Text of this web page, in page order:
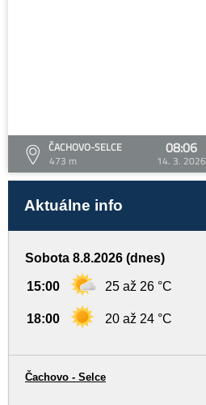
ČACHOVO-SELCE
473 m
08:06
14. 3. 2026
Aktuálne info
Sobota 8.8.2026 (dnes)
15:00 25 až 26 °C
18:00 20 až 24 °C
Čachovo - Selce